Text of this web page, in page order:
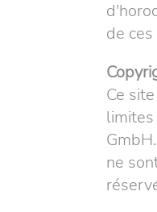
de
Ce
ne